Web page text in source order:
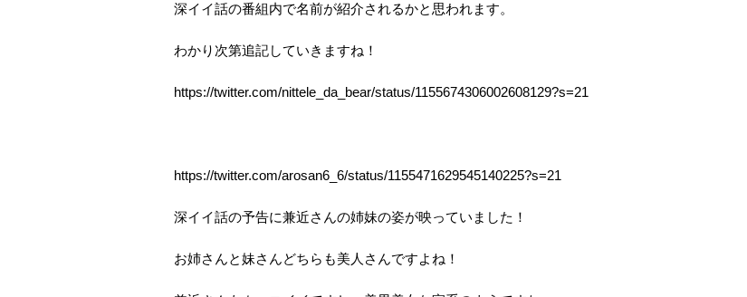
深イイ話の番組内で名前が紹介されるかと思われます。
わかり次第追記していきますね！
https://twitter.com/nittele_da_bear/status/1155674306002608129?s=21
https://twitter.com/arosan6_6/status/1155471629545140225?s=21
深イイ話の予告に兼近さんの姉妹の姿が映っていました！
お姉さんと妹さんどちらも美人さんですよね！